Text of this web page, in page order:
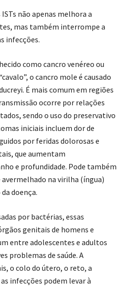
não apenas melhora a
mas também interrompe a
infecções.
como cancro venéreo ou
o cancro mole é causado
É mais comum em regiões
ocorre por relações
sendo o uso do preservativo
iniciais incluem dor de
por feridas dolorosas e
que aumentam
e profundidade. Pode também
na virilha (íngua)
doença.
por bactérias, essas
genitais de homens e
entre adolescentes e adultos
problemas de saúde. A
o colo do útero, o reto, a
infecções podem levar à